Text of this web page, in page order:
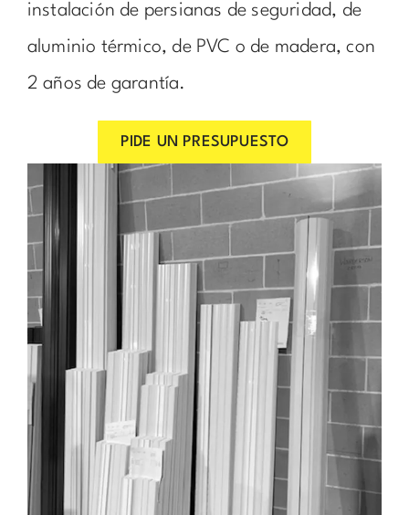
instalación de persianas de seguridad, de
aluminio térmico, de PVC o de madera, con
2 años de garantía.
PIDE UN PRESUPUESTO